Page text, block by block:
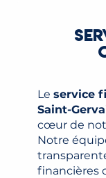
Le service
Saint-
cœur de
Notre
financières